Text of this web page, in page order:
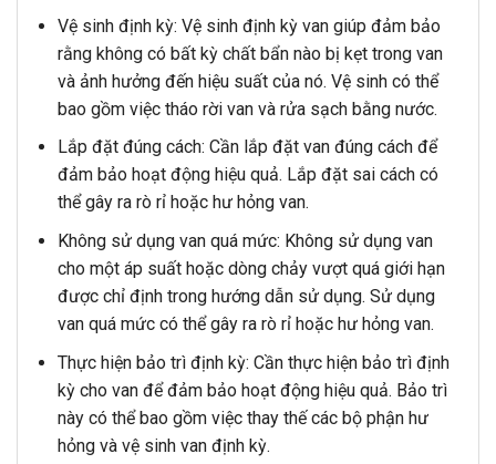
Vệ sinh định kỳ: Vệ sinh định kỳ van giúp đảm bảo
rằng không có bất kỳ chất bẩn nào bị kẹt trong van
và ảnh hưởng đến hiệu suất của nó. Vệ sinh có thể
bao gồm việc tháo rời van và rửa sạch bằng nước.
Lắp đặt đúng cách: Cần lắp đặt van đúng cách để
đảm bảo hoạt động hiệu quả. Lắp đặt sai cách có
thể gây ra rò rỉ hoặc hư hỏng van.
Không sử dụng van quá mức: Không sử dụng van
cho một áp suất hoặc dòng chảy vượt quá giới hạn
được chỉ định trong hướng dẫn sử dụng. Sử dụng
van quá mức có thể gây ra rò rỉ hoặc hư hỏng van.
Thực hiện bảo trì định kỳ: Cần thực hiện bảo trì định
kỳ cho van để đảm bảo hoạt động hiệu quả. Bảo trì
này có thể bao gồm việc thay thế các bộ phận hư
hỏng và vệ sinh van định kỳ.